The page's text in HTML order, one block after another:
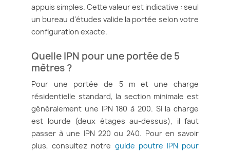
appuis simples. Cette valeur est indicative : seul
un bureau d'études valide la portée selon votre
configuration exacte.
Quelle IPN pour une portée de 5
mètres ?
Pour une portée de 5 m et une charge
résidentielle standard, la section minimale est
généralement une IPN 180 à 200. Si la charge
est lourde (deux étages au-dessus), il faut
passer à une IPN 220 ou 240. Pour en savoir
plus, consultez notre guide poutre IPN pour